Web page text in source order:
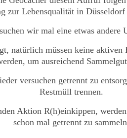
zur Lebensqualität in
wir mal eine etwas andere
natürlich müssen keine aktiven
um ausreichend
versuchen getrennt zu
Restmüll trennen.
Aktion R(h)einkippen,
schon mal getrennt zu